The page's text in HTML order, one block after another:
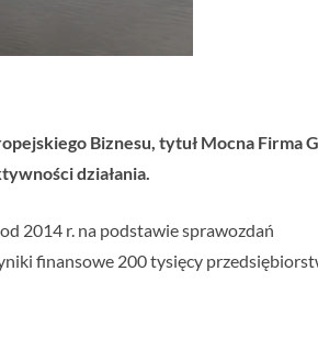
Biznesu, tytuł Mocna Firma
działania.
2014 r. na podstawie sprawozdań
finansowe 200 tysięcy